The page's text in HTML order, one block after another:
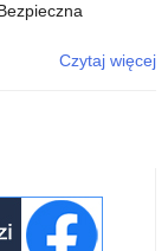
Czytaj więcej